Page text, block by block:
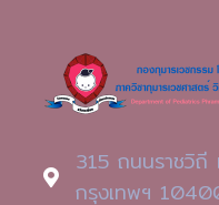
315 ถนนราชวิถี
กรุงเทพฯ